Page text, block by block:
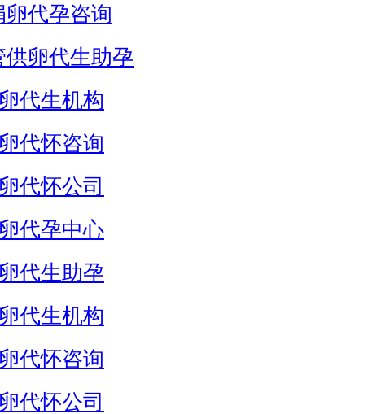
卵代孕咨询
供卵代生助孕
代生机构
代怀咨询
代怀公司
代孕中心
代生助孕
代生机构
代怀咨询
代怀公司